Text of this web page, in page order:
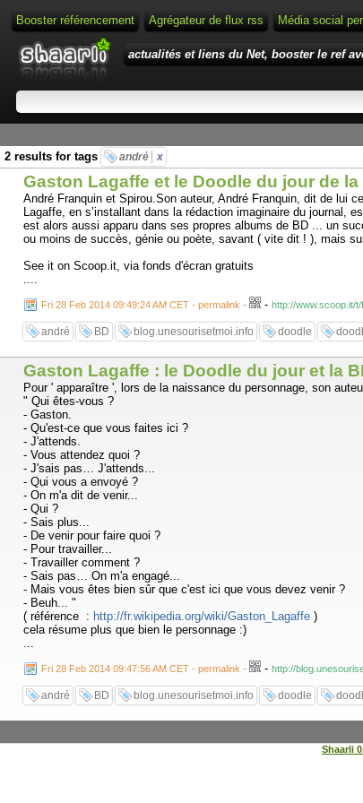
Booster référencement Agrégateur de flux rss Média social
actualités et liens du Net, booster le ref
2 results for tags
andré x
Gaston Lagaffe et le Doodle du jour de la
André Franquin et Spirou.Son auteur, André Franquin, dit de lui
Lagaffe, en s’installant dans la rédaction imaginaire du journal,
est alors aussi apparu dans ses propres albums de BD ... un
ou moins de succès, génie ou poète, savant ( vite dit ! ), mais
See it on Scoop.it, via fonds d'écran gratuits
....
Fri 28 Feb 2014 09:49:24 AM CET - permalink - - http://www.scoop.it/
andré BD blog.unesourisetmoi.info doodle
Gaston Lagaffe : le Doodle du jour et la
Pour ' apparaître ', lors de la naissance du personnage, son
" Qui êtes-vous ?
- Gaston.
- Qu'est-ce que vous faites ici ?
- J'attends.
- Vous attendez quoi ?
- J'sais pas… J'attends...
- Qui vous a envoyé ?
- On m'a dit de venir...
- Qui ?
- Sais plus...
- De venir pour faire quoi ?
- Pour travailler...
- Travailler comment ?
- Sais pas… On m'a engagé...
- Mais vous êtes bien sûr que c'est ici que vous devez venir ?
- Beuh... "
( référence : http://fr.wikipedia.org/wiki/Gaston_Lagaffe )
cela résume plus que bien le personnage :)
...
Fri 28 Feb 2014 09:47:56 AM CET - permalink - - http://
andré BD blog.unesourisetmoi.info doodle
Shaarli